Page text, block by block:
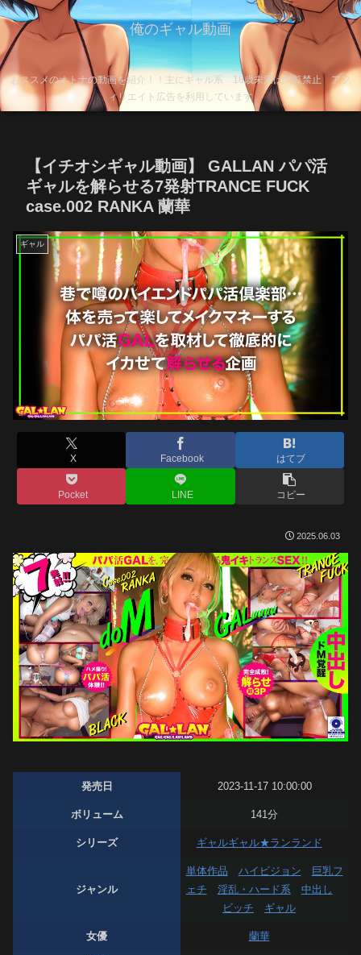
俺のギャル動画
おススメのオトナの動画を紹介！！主にギャル系 18歳未満は閲覧禁止 アフ
ィリエイト広告を利用しています
【イチオシギャル動画】 GALLAN パパ活
ギャルを解らせる7発射TRANCE FUCK
case.002 RANKA 蘭華
ギャル
X Facebook はてブ
Pocket LINE コピー
2025.06.03
発売日 2023-11-17 10:00:00
ボリューム 141分
シリーズ ギャルギャル★ランランド
ジャンル
単体作品 ハイビジョン
巨乳フ
ェチ
淫乱・ハード系
中出し
ビッチ
ギャル
女優 蘭華